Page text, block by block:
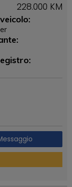
228.000 KM